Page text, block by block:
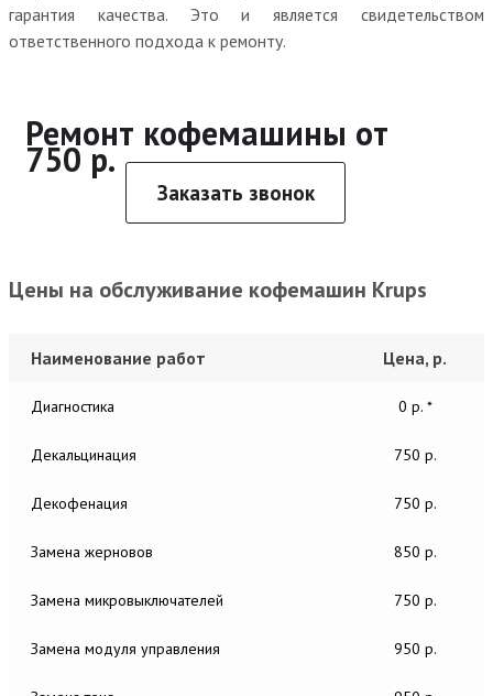
гарантия качества. Это и является свидетельством
ответственного подхода к ремонту.
Ремонт кофемашины от
750 р.
Заказать звонок
Цены на обслуживание кофемашин Krups
Наименование работ Цена, р.
Диагностика 0 р. *
Декальцинация 750 р.
Декофенация 750 р.
Замена жерновов 850 р.
Замена микровыключателей 750 р.
Замена модуля управления 950 р.